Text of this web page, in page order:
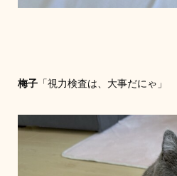
梅子「視力検査は、大事だにゃ」